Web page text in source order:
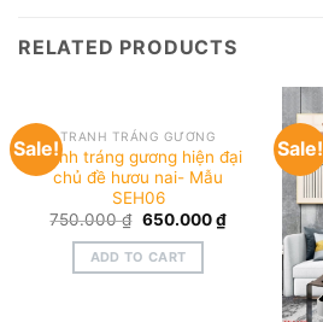
RELATED PRODUCTS
Sale!TRANH TRÁNG GƯƠNG
Tranh tráng gương hiện đại
chủ đề hươu nai- Mẫu
SEH06
750.000₫ Original
was:
750.000 ₫.
650.000₫Current
price
650.000 ₫.
ADD TO CART
Sale!